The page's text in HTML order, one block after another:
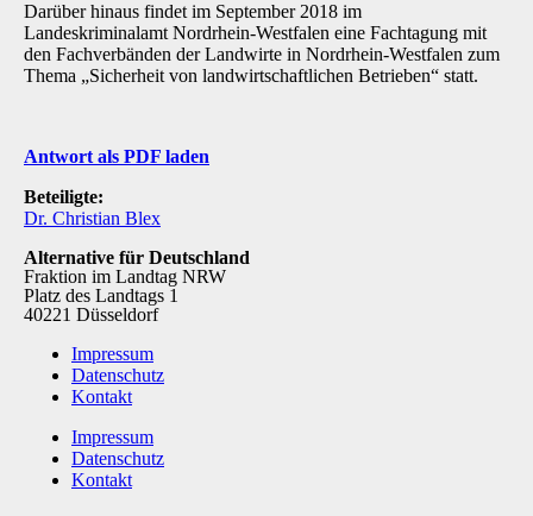
Darüber hinaus findet im September 2018 im
Landeskriminalamt Nordrhein-Westfalen eine Fachtagung mit
den Fachverbänden der Landwirte in Nordrhein-Westfalen zum
Thema „Sicherheit von landwirtschaftlichen Betrieben“ statt.
Antwort als PDF laden
Beteiligte:
Dr. Christian Blex
Alternative für Deutschland
Fraktion im Landtag NRW
Platz des Landtags 1
40221 Düsseldorf
Impressum
Datenschutz
Kontakt
Impressum
Datenschutz
Kontakt